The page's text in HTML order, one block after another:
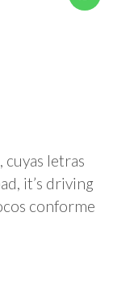
cuyas letras
it’s driving
conforme